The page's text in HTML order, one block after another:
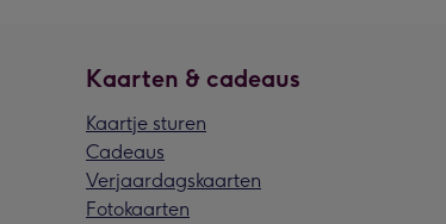
Kaarten & cadeaus
Kaartje sturen
Cadeaus
Verjaardagskaarten
Fotokaarten